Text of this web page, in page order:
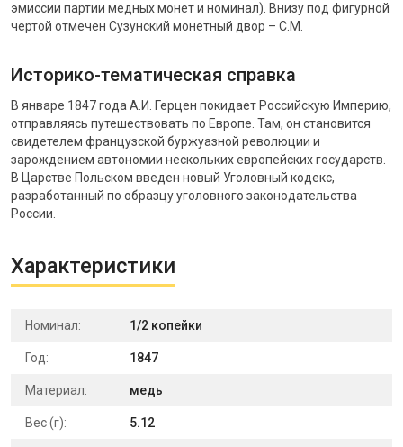
эмиссии партии медных монет и номинал). Внизу под фигурной
чертой отмечен Сузунский монетный двор – С.М.
Историко-тематическая справка
В январе 1847 года А.И. Герцен покидает Российскую Империю,
отправляясь путешествовать по Европе. Там, он становится
свидетелем французской буржуазной революции и
зарождением автономии нескольких европейских государств.
В Царстве Польском введен новый Уголовный кодекс,
разработанный по образцу уголовного законодательства
России.
Характеристики
Номинал: 1/2 копейки
Год: 1847
Материал: медь
Вес (г): 5.12